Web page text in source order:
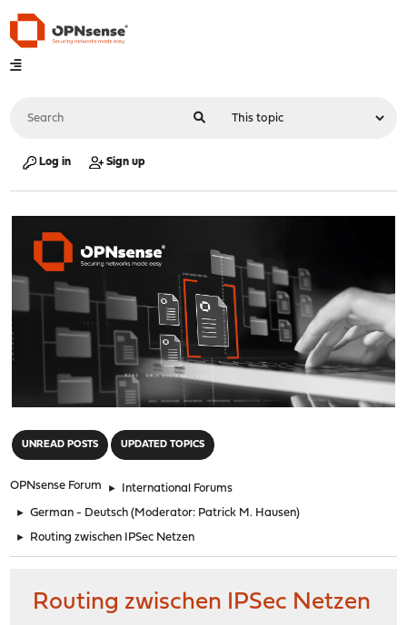
Log in Sign up
UNREAD POSTS UPDATED TOPICS
OPNsense Forum ► International Forums
► German - Deutsch (Moderator: Patrick M. Hausen)
► Routing zwischen IPSec Netzen
Routing zwischen IPSec Netzen